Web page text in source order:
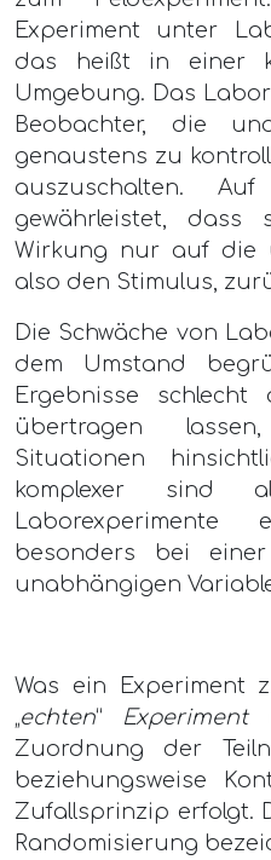
Experiment unter
das heißt in einer
Umgebung. Das
Beobachter, die
genaustens zu
auszuschalten.
gewährleistet, dass
Wirkung nur auf die
also den Stimulus,
Die Schwäche von
dem Umstand
Ergebnisse
übertragen
Situationen
komplexer sind
besonders bei
unabhängigen
Was ein Experiment
„echten“ Experiment
Zuordnung der
beziehungsweise
Zufallsprinzip erfolgt.
Randomisierung